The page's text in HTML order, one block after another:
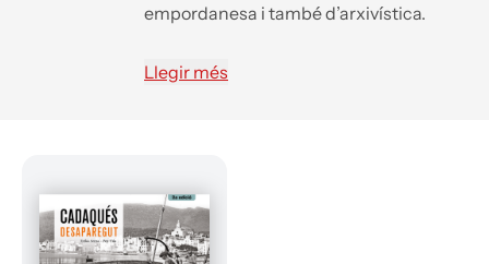
empordanesa i també d’arxivística.
l’últim premi periodístic Carles Rahola
Llegir més